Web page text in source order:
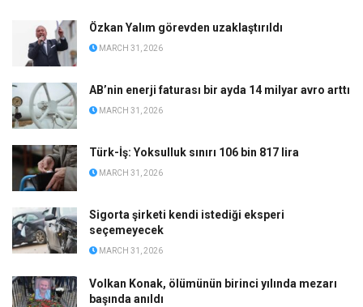
Özkan Yalım görevden uzaklaştırıldı
MARCH 31, 2026
AB’nin enerji faturası bir ayda 14 milyar avro arttı
MARCH 31, 2026
Türk-İş: Yoksulluk sınırı 106 bin 817 lira
MARCH 31, 2026
Sigorta şirketi kendi istediği eksperi
seçemeyecek
MARCH 31, 2026
Volkan Konak, ölümünün birinci yılında mezarı
başında anıldı